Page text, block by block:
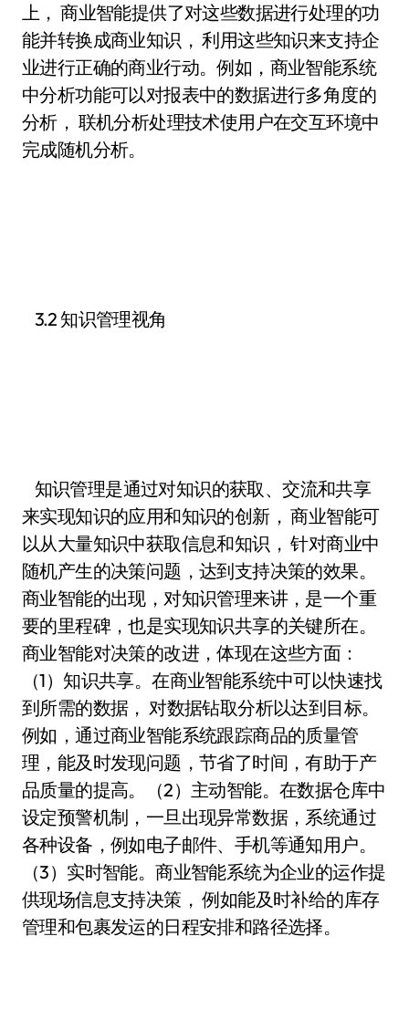
上， 商业智能提供了对这些数据进行处理的功
能并转换成商业知识， 利用这些知识来支持企
业进行正确的商业行动。例如，商业智能系统
中分析功能可以对报表中的数据进行多角度的
分析， 联机分析处理技术使用户在交互环境中
完成随机分析。
3.2 知识管理视角
知识管理是通过对知识的获取、交流和共享
来实现知识的应用和知识的创新， 商业智能可
以从大量知识中获取信息和知识， 针对商业中
随机产生的决策问题，达到支持决策的效果。
商业智能的出现，对知识管理来讲，是一个重
要的里程碑，也是实现知识共享的关键所在。
商业智能对决策的改进，体现在这些方面：
（1）知识共享。在商业智能系统中可以快速找
到所需的数据， 对数据钻取分析以达到目标。
例如，通过商业智能系统跟踪商品的质量管
理，能及时发现问题，节省了时间，有助于产
品质量的提高。（2）主动智能。在数据仓库中
设定预警机制，一旦出现异常数据，系统通过
各种设备，例如电子邮件、手机等通知用户。
（3）实时智能。商业智能系统为企业的运作提
供现场信息支持决策， 例如能及时补给的库存
管理和包裹发运的日程安排和路径选择。